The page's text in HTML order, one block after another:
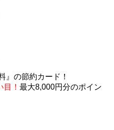
のデビットカードPoint＋で最大
ンクデビットとどっちが良い？
の点字っている？デメリット3
』の節約カード！
！ 最大8,000円分のポイン